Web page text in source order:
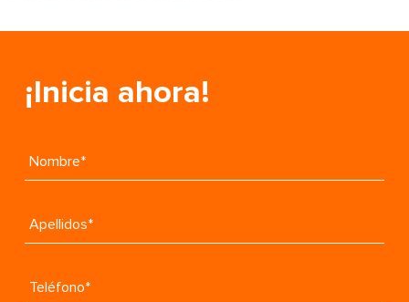
¡Inicia ahora!
Nombre*
Apellidos*
Teléfono*